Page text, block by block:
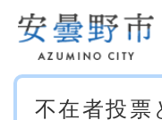
メニ
本
不在者投票